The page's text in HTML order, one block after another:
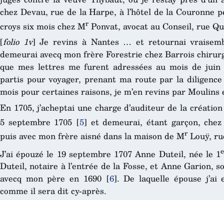
chez Devau, rue de la Harpe, à l’hôtel de la Couronne
croys six mois chez Mr Ponvat, avocat au Conseil, rue
[folio 1v] Je revins à Nantes … et retournai
demeurai avecq mon frère Forestrie chez Barrois
que mes lettres me furent adressées au mois de juin
partis pour voyager, prenant ma route par la
mois pour certaines raisons, je m’en revins par Moulins
En 1705, j’acheptai une charge d’auditeur de la
5 septembre 1705 [5] et demeurai, étant garçon,
puis avec mon frère aisné dans la maison de Mr Louÿ,
J’ai épouzé le 19 septembre 1707 Anne Duteil, née le 1
Duteil, notaire à l’entrée de la Fosse, et Anne Garion,
avecq mon père en 1690[6]. De laquelle épouse
comme il sera dit cy-après.